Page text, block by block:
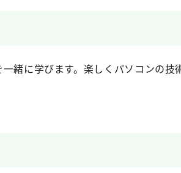
緒に学びます。楽しくパソコンの技